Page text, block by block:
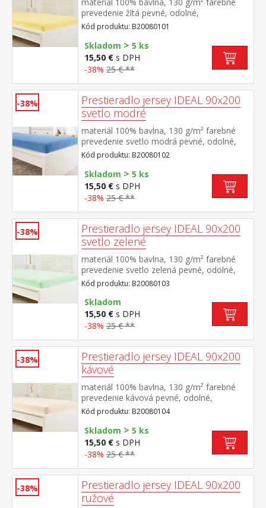
prevedenie žltá pevné, odolné,
stálofarebné, obšité gumou pre matrace do
výšky 25 cm prateľné do 60 °C
Kód produktu: B20080101
Skladom > 5 ks
15,50 € s DPH
-38% 25 € **
-38%
Prestieradlo jersey IDEAL 90x200
svetlo modré
materiál 100% bavlna, 130 g/m² farebné
prevedenie svetlo modrá pevné, odolné,
stálofarebné, obšité gumou pre matrace do
výšky 25 cm prateľné do 60 °C
Kód produktu: B20080102
Skladom > 5 ks
15,50 € s DPH
-38% 25 € **
-38%
Prestieradlo jersey IDEAL 90x200
svetlo zelené
materiál 100% bavlna, 130 g/m² farebné
prevedenie svetlo zelená pevné, odolné,
stálofarebné, obšité gumou pre matrace do
výšky 25 cm prateľné do 60 °C
Kód produktu: B20080103
Skladom
15,50 € s DPH
-38% 25 € **
-38%
Prestieradlo jersey IDEAL 90x200
kávové
materiál 100% bavlna, 130 g/m² farebné
prevedenie kávová pevné, odolné,
stálofarebné, obšité gumou pre matrace do
výšky 25 cm prateľné do 60 °C
Kód produktu: B20080104
Skladom > 5 ks
15,50 € s DPH
-38% 25 € **
-38%
Prestieradlo jersey IDEAL 90x200
ružové